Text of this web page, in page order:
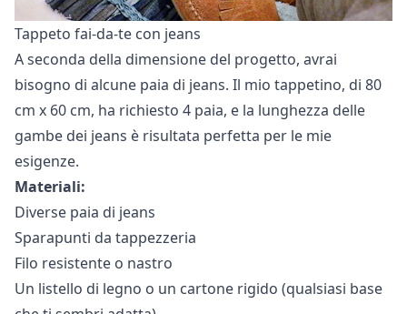
Tappeto fai-da-te con jeans
A seconda della dimensione del progetto, avrai
bisogno di alcune paia di jeans. Il mio tappetino, di 80
cm x 60 cm, ha richiesto 4 paia, e la lunghezza delle
gambe dei jeans è risultata perfetta per le mie
esigenze.
Materiali:
Diverse paia di jeans
Sparapunti da tappezzeria
Filo resistente o nastro
Un listello di legno o un cartone rigido (qualsiasi base